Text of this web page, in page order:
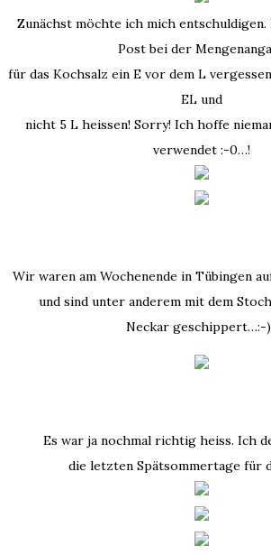
Zunächst möchte ich mich
Post bei der
für das Kochsalz ein E vor dem L
EL und
nicht 5 L heissen! Sorry! Ich hoffe
verwendet :-0…!
Wir waren am Wochenende in Tübingen
und sind unter anderem mit dem
Neckar geschippert…:-
Es war ja nochmal richtig heiss. Ich
die letzten Spätsommertage für